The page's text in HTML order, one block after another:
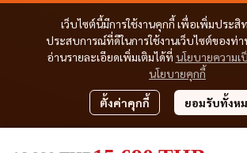
เว็บไซต์นี้มีการใช้งานคุกกี้ เพื่อเพิ่มประสิ
ประสบการณ์ที่ดีในการใช้งานเว็บไซต์ของท่
อ่านรายละเอียดเพิ่มเติมได้ที่ นโยบายความเ
นโยบายคุกกี้
ตั้งค่าคุกกี้ ยอมรับทั้งห